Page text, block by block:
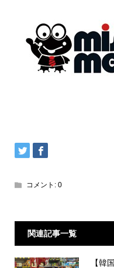
コメント: 0
関連記事一覧
【韓